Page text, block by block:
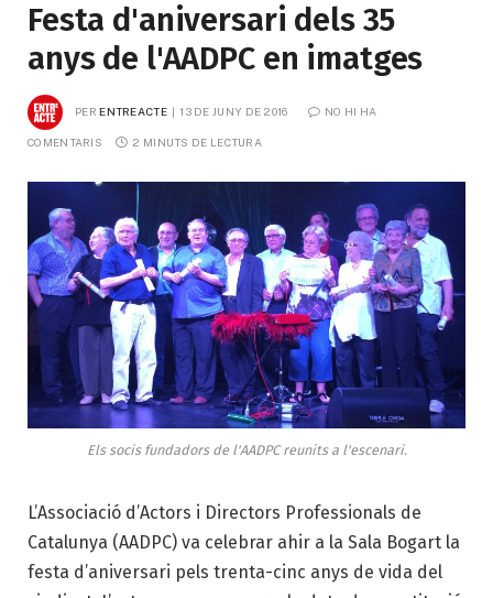
Festa d'aniversari dels 35
anys de l'AADPC en imatges
PER ENTREACTE 13 DE JUNY DE 2016 NO HI HA
COMENTARIS 2 MINUTS DE LECTURA
Els socis fundadors de l'AADPC reunits a l'escenari.
L’Associació d’Actors i Directors Professionals de
Catalunya (AADPC) va celebrar ahir a la Sala Bogart la
festa d’aniversari pels trenta-cinc anys de vida del